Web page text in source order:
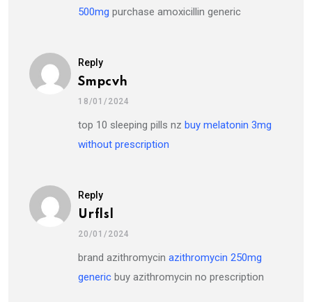
500mg purchase amoxicillin generic
Reply
Smpcvh
18/01/2024
top 10 sleeping pills nz buy melatonin 3mg
without prescription
Reply
Urflsl
20/01/2024
brand azithromycin azithromycin 250mg
generic buy azithromycin no prescription